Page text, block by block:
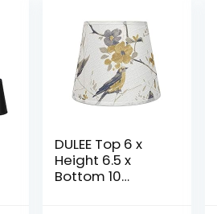
DULEE Top 6 x
Height 6.5 x
Bottom 10